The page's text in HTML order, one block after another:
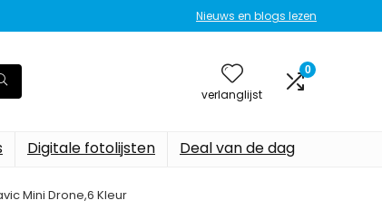
Nieuws en blogs lezen
verlanglijst
0
Digitale fotolijsten Deal van de dag
Mini Drone,6 Kleur